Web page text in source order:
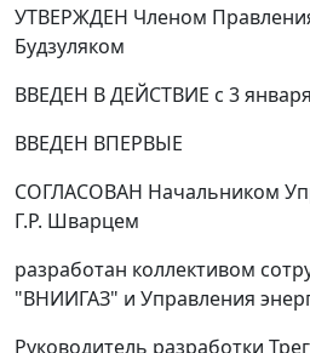
УТВЕРЖДЕН Членом
Будзуляком
ВВЕДЕН В ДЕЙСТВИЕ с 3 января
ВВЕДЕН ВПЕРВЫЕ
СОГЛАСОВАН Начальником
Г.Р. Шварцем
разработан коллективом
"ВНИИГАЗ" и Управления
Руководитель разработки